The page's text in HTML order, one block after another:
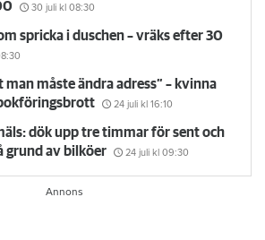
30 juli kl 08:30
spricka i duschen – vräks efter 30
man måste ändra adress” – kvinna
24 juli kl 16:10
dök upp tre timmar för sent och
grund av bilköer
24 juli kl 09:30